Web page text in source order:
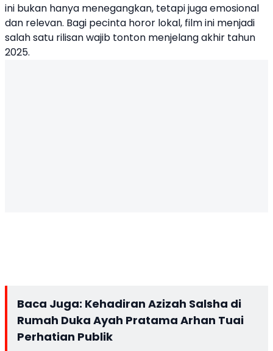
ini bukan hanya menegangkan, tetapi juga emosional
dan relevan. Bagi pecinta horor lokal, film ini menjadi
salah satu rilisan wajib tonton menjelang akhir tahun
2025.
Baca Juga: Kehadiran Azizah Salsha di
Rumah Duka Ayah Pratama Arhan Tuai
Perhatian Publik